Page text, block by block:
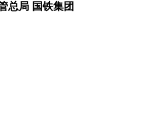
总局 国铁集团